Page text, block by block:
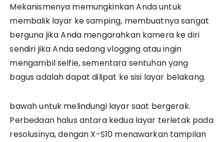
Mekanismenya memungkinkan Anda untuk
membalik layar ke samping, membuatnya sangat
berguna jika Anda mengarahkan kamera ke diri
sendiri jika Anda sedang vlogging atau ingin
mengambil selfie, sementara sentuhan yang
bagus adalah dapat dilipat ke sisi layar belakang.
bawah untuk melindungi layar saat bergerak.
Perbedaan halus antara kedua layar terletak pada
resolusinya, dengan X-S10 menawarkan tampilan